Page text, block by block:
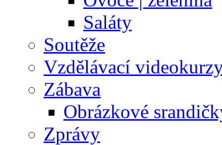
Saláty
Soutěže
Vzdělávací
Zábava
Obrázkové
Zprávy